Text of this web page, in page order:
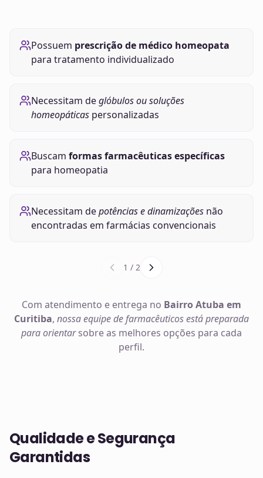
Possuem prescrição de médico homeopata
para tratamento individualizado
Necessitam deglóbulos ou soluções
homeopáticas personalizadas
Buscam formas farmacêuticas específicas
para homeopatia
Necessitam depotências e dinamizações não
encontradas em farmácias convencionais
1 / 2
Com atendimento e entrega no Bairro Atuba em
Curitiba, nossa equipe de farmacêuticos está preparada
para orientarsobre as melhores opções para cada
perfil.
Qualidade e Segurança
Garantidas